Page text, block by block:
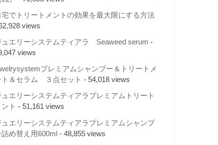
宅でトリートメントの効果を最大限にする方法
views
ュエリーシステムティアラ Seaweed serum -
views
プレミアムシャンプー＆トリートメ
ト＆セラム ３点セット - 54,018 views
ュエリーシステムティアラプレミアムトリート
ント - 51,161 views
ュエリーシステムティアラプレミアムシャンプ
詰め替え用600ml - 48,855 views